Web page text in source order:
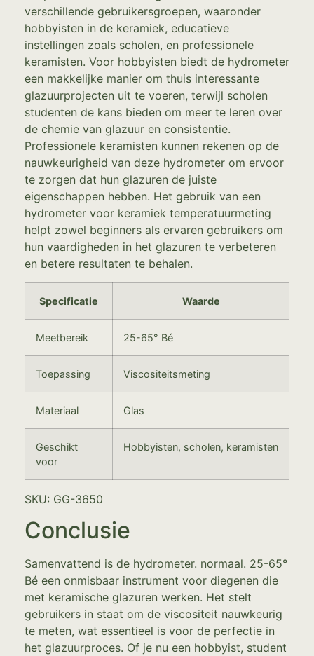
verschillende gebruikersgroepen, waaronder
hobbyisten in de keramiek, educatieve
instellingen zoals scholen, en professionele
keramisten. Voor hobbyisten biedt de hydrometer
een makkelijke manier om thuis interessante
glazuurprojecten uit te voeren, terwijl scholen
studenten de kans bieden om meer te leren over
de chemie van glazuur en consistentie.
Professionele keramisten kunnen rekenen op de
nauwkeurigheid van deze hydrometer om ervoor
te zorgen dat hun glazuren de juiste
eigenschappen hebben. Het gebruik van een
hydrometer voor keramiek temperatuurmeting
helpt zowel beginners als ervaren gebruikers om
hun vaardigheden in het glazuren te verbeteren
en betere resultaten te behalen.
Specificatie Waarde
Meetbereik 25-65° Bé
Toepassing Viscositeitsmeting
Materiaal Glas
Geschikt
voor
Hobbyisten, scholen, keramisten
SKU: GG-3650
Conclusie
Samenvattend is de hydrometer. normaal. 25-65°
Bé een onmisbaar instrument voor diegenen die
met keramische glazuren werken. Het stelt
gebruikers in staat om de viscositeit nauwkeurig
te meten, wat essentieel is voor de perfectie in
het glazuurproces. Of je nu een hobbyist, student